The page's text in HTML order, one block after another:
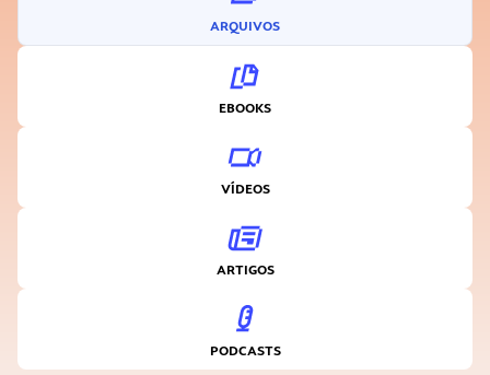
ARQUIVOS
EBOOKS
VÍDEOS
ARTIGOS
PODCASTS